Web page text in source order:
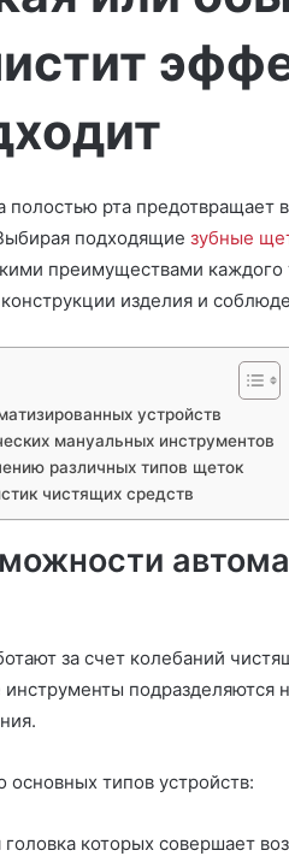
рта предотвращает
подходящие зубные
преимуществами каждого
изделия и
устройств
мануальных инструментов
различных типов щеток
чистящих средств
за счет колебаний
подразделяются
основных типов устройств:
которых совершает